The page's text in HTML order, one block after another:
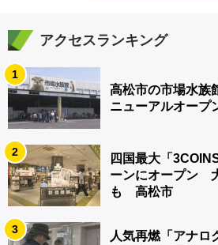
アクセスランキング
1
高松市の市場水
ニューアルオープ
2
四国最大「
ーンにオープン
も 高松市
3
人気再燃「アナロ